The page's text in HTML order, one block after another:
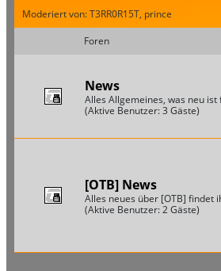
Moderiert von: T3RR0R15T, prince
Foren
News
Alles Allgemeines, was neu
(Aktive Benutzer: 3 Gäste)
[OTB] News
Alles neues über [OTB] findet
(Aktive Benutzer: 2 Gäste)